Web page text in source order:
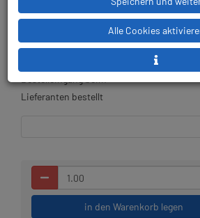
Lieferbar in 1-2 Wochen,
Lieferanten bestellt
in den Warenkorb legen
Alle Cookies